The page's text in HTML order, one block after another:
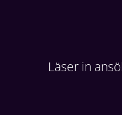
Läser in